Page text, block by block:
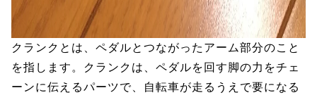
クランクとは、ペダルとつながったアーム部分のこと
を指します。クランクは、ペダルを回す脚の力をチェ
ーンに伝えるパーツで、自転車が走るうえで要になる